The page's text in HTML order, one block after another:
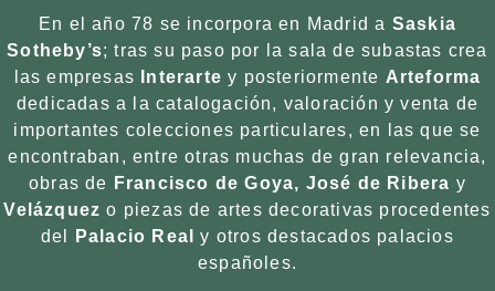
En el año 78 se incorpora en Madrid a Saskia
Sotheby’s; tras su paso por la sala de subastas crea
las empresas
Interarte y posteriormente Arteforma
dedicadas a la catalogación, valoración y venta de
importantes colecciones particulares, en las que se
encontraban, entre otras muchas de gran relevancia,
obras de Francisco de Goya, José de Ribera y
Velázquez o piezas de artes decorativas procedentes
del
Palacio Real
y otros destacados palacios
españoles.